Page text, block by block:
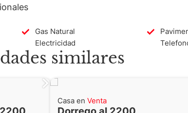
Gas Natural
Electricidad
similares
Casa en Venta